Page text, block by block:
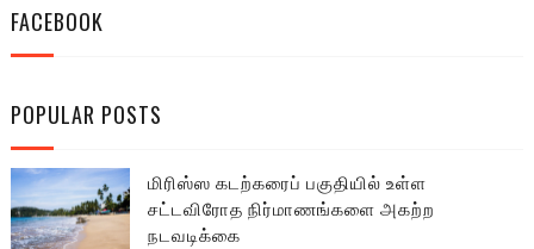
FACEBOOK
POPULAR POSTS
மிரிஸ்ஸ கடற்கரைப் பகுதியில் உள்ள
சட்டவிரோத நிர்மாணங்களை அகற்ற
நடவடிக்கை